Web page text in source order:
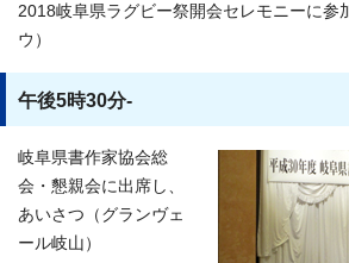
2018岐阜県ラグビー祭開会セレモニーに参
ウ）
午後5時30分-
岐阜県書作家協会総
会・懇親会に出席し、
あいさつ（グランヴェ
ール岐山）